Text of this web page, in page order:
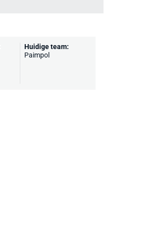
Huidige team:
Paimpol